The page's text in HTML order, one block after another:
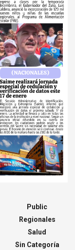
Public
Regionales
Salud
Sin Categoría